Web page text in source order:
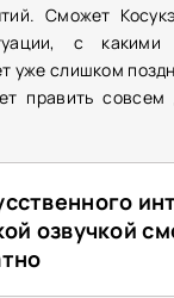
Сможет
с какими
уже слишком
править совсем
озвучкой